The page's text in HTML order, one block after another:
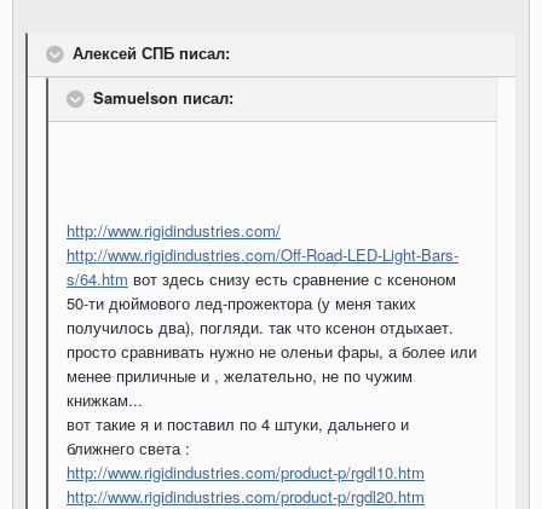
Алексей СПБ писал:
Samuelson писал:
http://www.rigidindustries.com/
http://www.rigidindustries.com/Off-Road-LED-Light-Bars-
s/64.htm вот здесь снизу есть сравнение с ксеноном
50-ти дюймового лед-прожектора (у меня таких
получилось два), погляди. так что ксенон отдыхает.
просто сравнивать нужно не оленьи фары, а более или
менее приличные и , желательно, не по чужим
книжкам...
вот такие я и поставил по 4 штуки, дальнего и
ближнего света :
http://www.rigidindustries.com/product-p/rgdl10.htm
http://www.rigidindustries.com/product-p/rgdl20.htm